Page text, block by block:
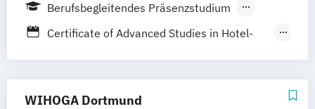
Berufsbegleitendes Präsenzstudium
Berufsbegleitender Präsenzlehrgang
Certificate of Advanced Studies in Hotel-
Administration in Tourismus und
WIHOGA Dortmund